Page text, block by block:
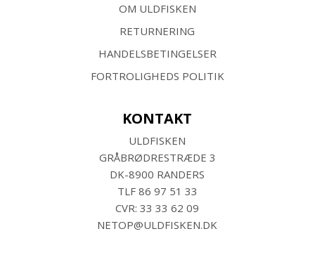
OM ULDFISKEN
RETURNERING
HANDELSBETINGELSER
FORTROLIGHEDS POLITIK
KONTAKT
ULDFISKEN
GRÅBRØDRESTRÆDE 3
DK-8900 RANDERS
TLF 86 97 51 33
CVR: 33 33 62 09
NETOP@ULDFISKEN.DK